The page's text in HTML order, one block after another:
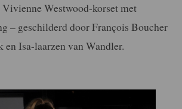
Westwood-korset met
– geschilderd door François Boucher
en Isa-laarzen van Wandler.